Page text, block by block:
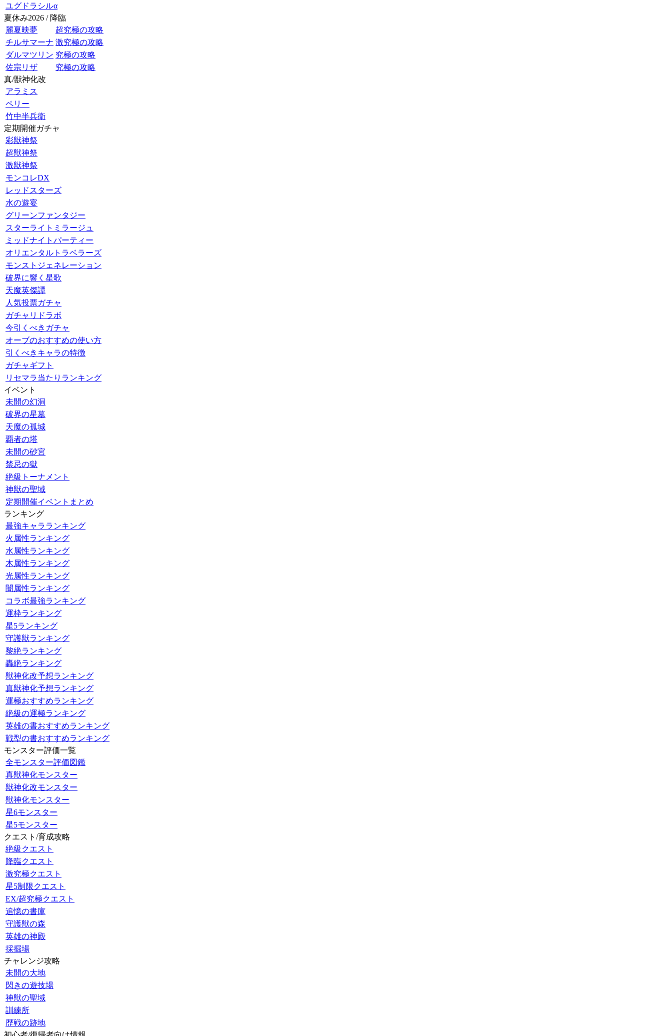
ユグドラシルα
夏休み2026 / 降臨
麗夏映夢
超究極の攻略
チルサマーナ 激究極の攻略
ダルマツリン 究極の攻略
佐宗リザ
究極の攻略
真/獣神化改
アラミス
ペリー
竹中半兵衛
定期開催ガチャ
彩獣神祭
超獣神祭
激獣神祭
モンコレDX
レッドスターズ
水の遊宴
グリーンファンタジー
スターライトミラージュ
ミッドナイトパーティー
オリエンタルトラベラーズ
モンストジェネレーション
破界に響く星歌
天魔英傑譚
人気投票ガチャ
ガチャリドラボ
今引くべきガチャ
オーブのおすすめの使い方
引くべきキャラの特徴
ガチャギフト
リセマラ当たりランキング
イベント
未開の幻洞
破界の星墓
天魔の孤城
覇者の塔
未開の砂宮
禁忌の獄
絶級トーナメント
神獣の聖域
定期開催イベントまとめ
ランキング
最強キャラランキング
火属性ランキング
水属性ランキング
木属性ランキング
光属性ランキング
闇属性ランキング
コラボ最強ランキング
運枠ランキング
星5ランキング
守護獣ランキング
黎絶ランキング
轟絶ランキング
獣神化改予想ランキング
真獣神化予想ランキング
運極おすすめランキング
絶級の運極ランキング
英雄の書おすすめランキング
戦型の書おすすめランキング
モンスター評価一覧
全モンスター評価図鑑
真獣神化モンスター
獣神化改モンスター
獣神化モンスター
星6モンスター
星5モンスター
クエスト/育成攻略
絶級クエスト
降臨クエスト
激究極クエスト
星5制限クエスト
EX/超究極クエスト
追憶の書庫
守護獣の森
英雄の神殿
採掘場
チャレンジ攻略
未開の大地
閃きの遊技場
神獣の聖域
訓練所
歴戦の跡地